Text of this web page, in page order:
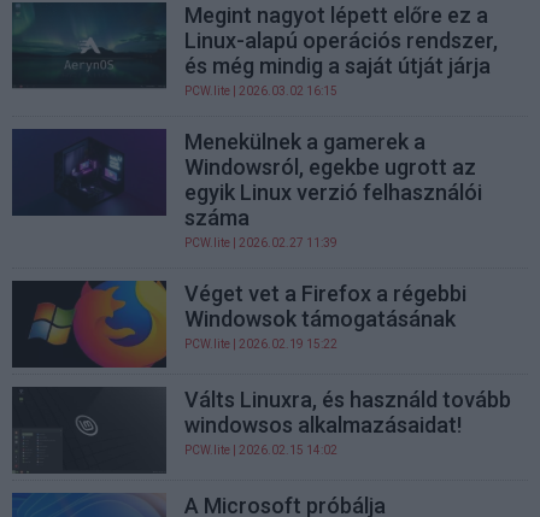
Megint nagyot lépett előre ez a
Linux-alapú operációs rendszer,
és még mindig a saját útját járja
PCW.lite | 2026.03.02 16:15
Menekülnek a gamerek a
Windowsról, egekbe ugrott az
egyik Linux verzió felhasználói
száma
PCW.lite | 2026.02.27 11:39
Véget vet a Firefox a régebbi
Windowsok támogatásának
PCW.lite | 2026.02.19 15:22
Válts Linuxra, és használd tovább
windowsos alkalmazásaidat!
PCW.lite | 2026.02.15 14:02
A Microsoft próbálja